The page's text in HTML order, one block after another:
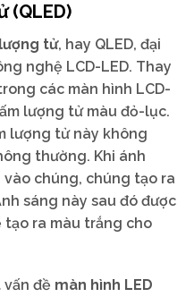
(QLED)
tử, hay QLED, đại
nghệ LCD-LED. Thay
các màn hình LCD-
lượng tử màu đỏ-lục.
lượng tử này không
thường. Khi ánh
chúng, chúng tạo ra
sáng này sau đó được
ra màu trắng cho
vấn đề màn hình LED